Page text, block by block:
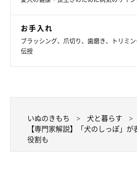
お手入れ
ブラッシング、爪切り、歯磨き、トリミ
伝授
いぬのきもち 犬と暮らす
【専門家解説】「犬のしっぽ」
役割も